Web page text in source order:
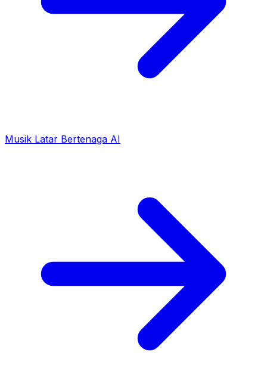
Musik Latar Bertenaga AI